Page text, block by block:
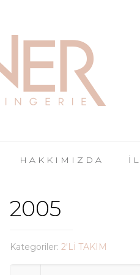
HAKKIMIZDA
2005
Kategoriler: 2'Lİ TAKIM